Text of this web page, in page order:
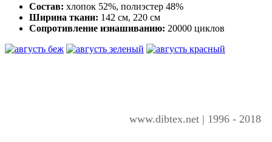
Состав: хлопок 52%, полиэстер 48%
Ширина ткани: 142 см, 220 см
Сопротивление изнашиванию: 20000 циклов
www.dibtex.net | 1996 - 2018